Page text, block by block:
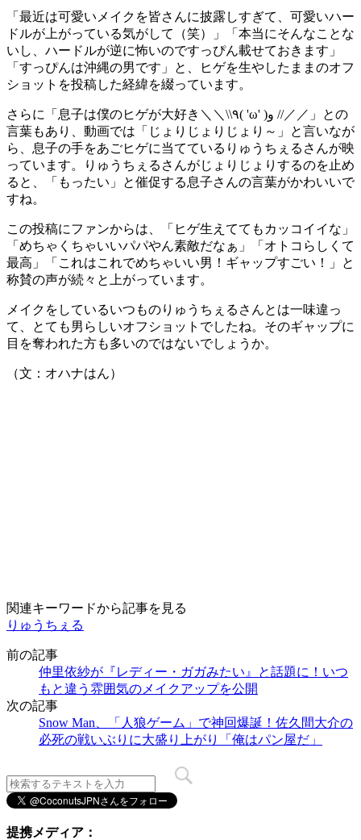
「最近は可愛いメイクを皆さんに披露しすぎて、可愛いハー
ドルが上がっている気がして（笑）」「本当にそんなことな
いし、ハードルが逆に怖いのですっぴん載せておきます」
「すっぴんは沖縄の男です」と、ヒゲを生やしたままのオフ
ショットを投稿した経緯を綴っています。
さらに「息子は僕のヒゲが大好き＼＼\\٩( 'ω' )و //／／」との
言葉もあり、動画では「じょりじょりじょり～」と言いなが
ら、息子の手をあごヒゲに当てているりゅうちぇるさんが映
っています。りゅうちぇるさんがじょりじょりするのを止め
ると、「もったい」と催促する息子さんの言葉がかわいいで
すね。
この投稿にファンからは、「ヒゲ生えててもカッコイイな」
「めちゃくちゃいいパパやん素敵だなぁ」「オトコらしくて
最高」「これはこれでめちゃいい男！ギャップすごい！」と
称賛の声が続々と上がっています。
メイクをしているいつものりゅうちぇるさんとは一味違っ
て、とても男らしいオフショットでしたね。そのギャップに
目を奪われた方も多いのではないでしょうか。
（文：オハナはん）
関連キーワードから記事を見る
りゅうちぇる
前の記事
仲里依紗が『レディー・ガガみたい』と話題に！いつ
もと違う雰囲気のメイクアップを公開
次の記事
Snow Man、「人狼ゲーム」で神回爆誕！佐久間大介の
必死の戦いぶりに大盛り上がり「俺はパン屋だ」
提携メディア：